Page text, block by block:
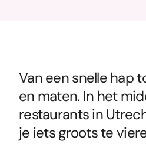
Van een snelle hap
en maten. In het
restaurants in
je iets groots te